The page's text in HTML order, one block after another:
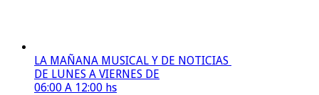
LA MAÑANA MUSICAL Y DE NOTICIAS
DE LUNES A VIERNES DE
06:00 A 12:00 hs